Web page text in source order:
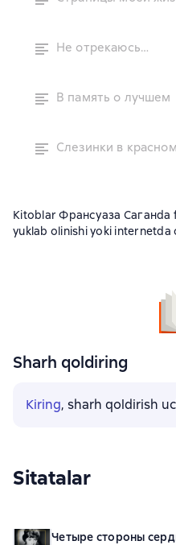
Не отрекаюсь…
В память о лучшем
Слезинки в
Kitoblar Франсуаза
yuklab olinishi yoki internetda
Sharh qoldiring
Kiring, sharh qoldirish
Sitatalar
Четыре стороны